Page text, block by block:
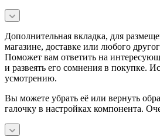
Дополнительная вкладка, для
магазине, доставке или любого
Поможет вам ответить на
и развеять его сомнения в покупке.
усмотрению.
Вы можете убрать её или вернуть
галочку в настройках компонента.